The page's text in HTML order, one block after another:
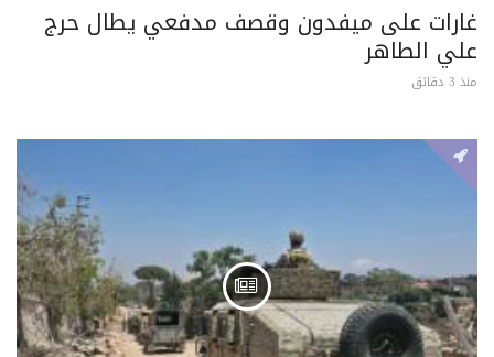
غارات على ميفدون وقصف مدفعي يطال حرج
علي الطاهر
منذ 3 دقائق